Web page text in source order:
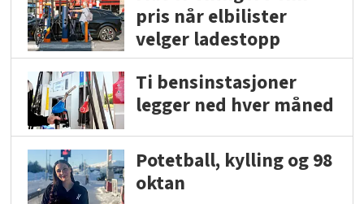
pris når elbilister
velger ladestopp
Ti bensinstasjoner
legger ned hver måned
Potetball, kylling og 98
oktan